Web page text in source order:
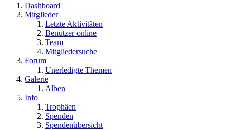
Dashboard
Mitglieder
Letzte Aktivitäten
Benutzer online
Team
Mitgliedersuche
Forum
Unerledigte Themen
Galerie
Alben
Info
Trophäen
Spenden
Spendenübersicht